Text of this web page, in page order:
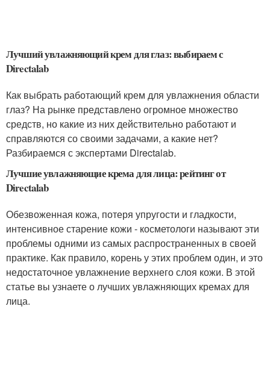
Лучший увлажняющий крем для глаз: выбираем с
Directalab
Как выбрать работающий крем для увлажнения области
глаз? На рынке представлено огромное множество
средств, но какие из них действительно работают и
справляются со своими задачами, а какие нет?
Разбираемся с экспертами Directalab.
Лучшие увлажняющие крема для лица: рейтинг от
Directalab
Обезвоженная кожа, потеря упругости и гладкости,
интенсивное старение кожи - косметологи называют эти
проблемы одними из самых распространенных в своей
практике. Как правило, корень у этих проблем один, и это
недостаточное увлажнение верхнего слоя кожи. В этой
статье вы узнаете о лучших увлажняющих кремах для
лица.